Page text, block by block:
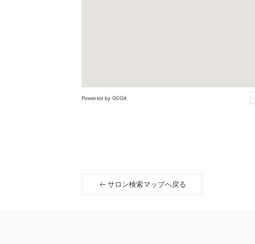
Powered by GOGA
サロン検索マップへ戻る